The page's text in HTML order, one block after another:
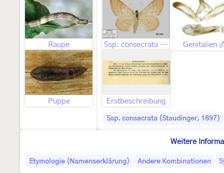
Raupe
Puppe
Ssp. consecrata (Staudinger, 1897) ♀ Genitalien
Erstbeschreibung
Ssp. consecrata (Staudinger, 1897)
Weitere
Etymologie (Namenserklärung) Andere Kombinationen